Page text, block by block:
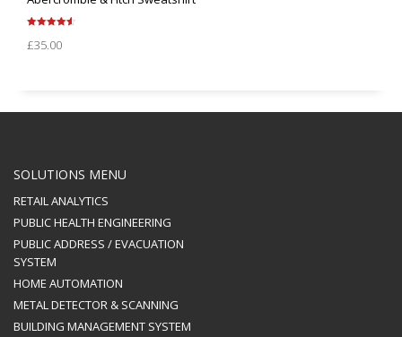
out of 5
£35.00
SOLUTIONS MENU
RETAIL ANALYTICS
PUBLIC HEALTH ENGINEERING
PUBLIC ADDRESS / EVACUATION
SYSTEM
HOME AUTOMATION
METAL DETECTOR & SCANNING
BUILDING MANAGEMENT SYSTEM